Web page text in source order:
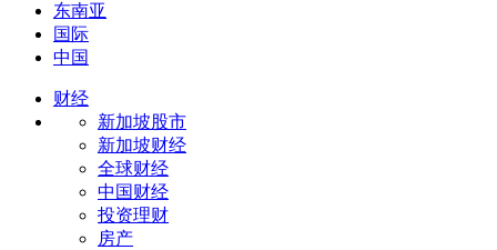
东南亚
国际
中国
财经
新加坡股市
新加坡财经
全球财经
中国财经
投资理财
房产